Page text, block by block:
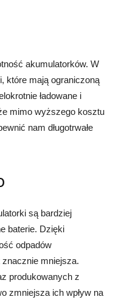
akumulatorków. W
które mają ograniczoną
ładowane i
mimo wyższego kosztu
nam długotrwałe
są bardziej
baterie. Dzięki
odpadów
mniejsza.
produkowanych z
zmniejsza ich wpływ na